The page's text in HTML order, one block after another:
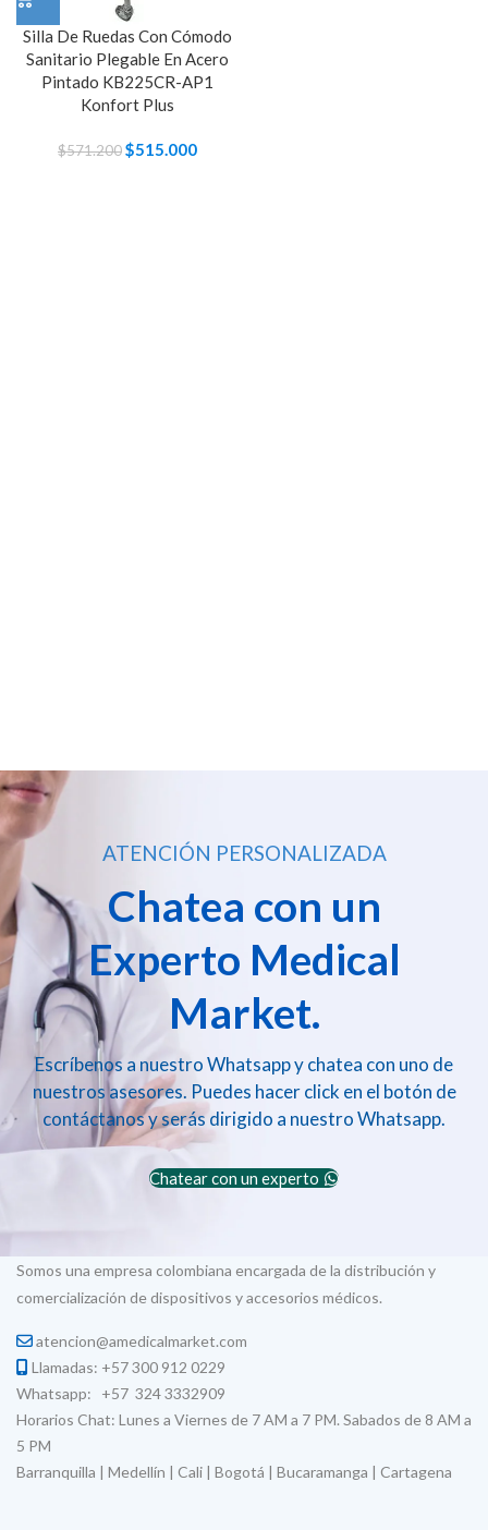
Silla De Ruedas Con Cómodo
Sanitario Plegable En Acero
Pintado KB225CR-AP1
Konfort Plus
$571.200El
$515.000
ATENCIÓN PERSONALIZADA
Chatea con un
Experto Medical
Market.
Escríbenos a nuestro Whatsapp y chatea con uno de
nuestros asesores. Puedes hacer click en el botón de
contáctanos y serás dirigido a nuestro Whatsapp.
Chatear con un experto
Somos una empresa colombiana encargada de la distribución y
comercialización de dispositivos y accesorios médicos.
atencion@amedicalmarket.com
Llamadas: +57 300 912 0229
Whatsapp: +57 324 3332909
Horarios Chat: Lunes a Viernes de 7 AM a 7 PM. Sabados de 8 AM a
5 PM
Barranquilla | Medellín | Cali | Bogotá | Bucaramanga | Cartagena